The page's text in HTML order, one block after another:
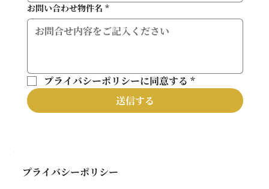
お問い合わせ物件名 *
プライバシーポリシーに同意する *
送信する
プライバシーポリシー